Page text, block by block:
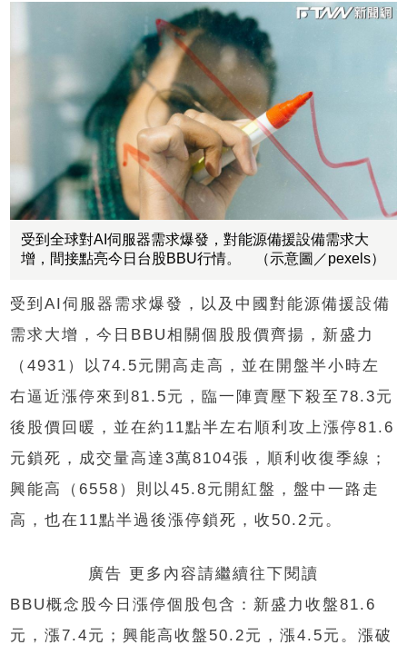
受到全球對AI伺服器需求爆發，對能源備援設備需求大
增，間接點亮今日台股BBU行情。 （示意圖／pexels）
受到AI伺服器需求爆發，以及中國對能源備援設備
需求大增，今日BBU相關個股股價齊揚，新盛力
（4931）以74.5元開高走高，並在開盤半小時左
右逼近漲停來到81.5元，臨一陣賣壓下殺至78.3元
後股價回暖，並在約11點半左右順利攻上漲停81.6
元鎖死，成交量高達3萬8104張，順利收復季線；
興能高（6558）則以45.8元開紅盤，盤中一路走
高，也在11點半過後漲停鎖死，收50.2元。
廣告 更多內容請繼續往下閱讀
BBU概念股今日漲停個股包含：新盛力收盤81.6
元，漲7.4元；興能高收盤50.2元，漲4.5元。漲破